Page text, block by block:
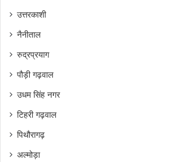
उत्तरकाशी
नैनीताल
रुद्रप्रयाग
पौड़ी गढ़वाल
उधम सिंह नगर
टिहरी गढ़वाल
पिथौरागढ़
अल्मोड़ा